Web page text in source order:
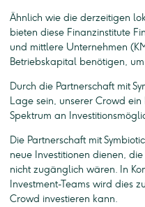
Ähnlich wie die derzeitigen
bieten diese Finanzinstitute
und mittlere Unternehmen
Betriebskapital benötigen,
Durch die Partnerschaft mit
Lage sein, unserer Crowd
Spektrum an
Die Partnerschaft mit
neue Investitionen dienen,
nicht zugänglich wären. In
Investment-Teams wird dies
Crowd investieren kann.